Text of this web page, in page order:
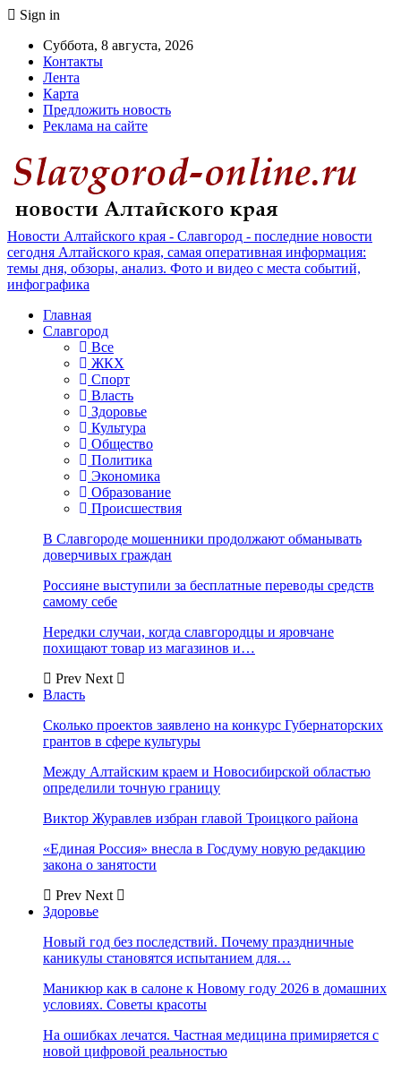
Sign in
Суббота, 8 августа, 2026
Контакты
Лента
Карта
Предложить новость
Реклама на сайте
Новости Алтайского края - Славгород - последние новости
сегодня Алтайского края, самая оперативная информация:
темы дня, обзоры, анализ. Фото и видео с места событий,
инфографика
Главная
Славгород
Все
ЖКХ
Спорт
Власть
Здоровье
Культура
Общество
Политика
Экономика
Образование
Происшествия
В Славгороде мошенники продолжают обманывать
доверчивых граждан
Россияне выступили за бесплатные переводы средств
самому себе
Нередки случаи, когда славгородцы и яровчане
похищают товар из магазинов и…
Prev Next
Власть
Сколько проектов заявлено на конкурс Губернаторских
грантов в сфере культуры
Между Алтайским краем и Новосибирской областью
определили точную границу
Виктор Журавлев избран главой Троицкого района
«Единая Россия» внесла в Госдуму новую редакцию
закона о занятости
Prev Next
Здоровье
Новый год без последствий. Почему праздничные
каникулы становятся испытанием для…
Маникюр как в салоне к Новому году 2026 в домашних
условиях. Советы красоты
На ошибках лечатся. Частная медицина примиряется с
новой цифровой реальностью